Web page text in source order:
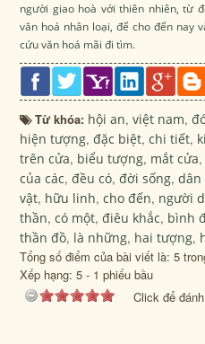
người giao hoà với thiên nhiên, từ
văn hoá nhân loại, để cho đến nay
cứu văn hoá mãi đi tìm.
Từ khóa: hội an,việt nam,
hiện tượng,đặc biệt,chi tiết,
trên cửa, biểu tượng, mắt cửa
của các,đều có,đời sống,dân
vật, hữu linh,cho đến, người
thần,có một,điêu khắc, bình
thần đồ, là những, hai tượng,
Tổng số điểm của bài viết là: 5
Xếp hạng:5 - 1 phiếu bầu
Click để